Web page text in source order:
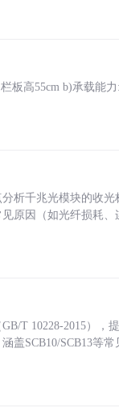
板高55cm b)承载能
析千兆光模块的收光
原因（如光纤损耗
T 10228-2015），
盖SCB10/SCB13等